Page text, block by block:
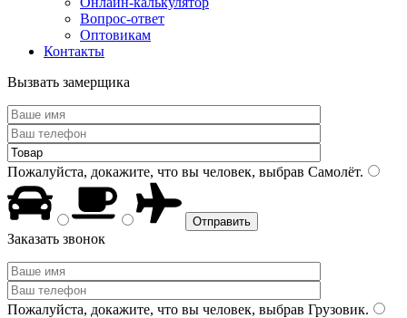
Вопрос-ответ
Оптовикам
Контакты
Вызвать замерщика
Пожалуйста, докажите, что вы человек, выбрав Самолёт.
Заказать звонок
Пожалуйста, докажите, что вы человек, выбрав Грузовик.